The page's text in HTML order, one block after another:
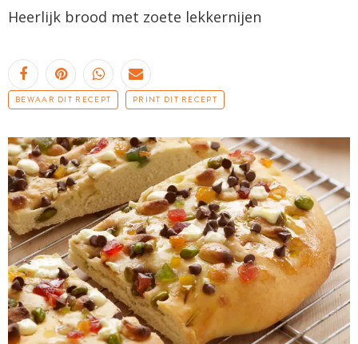
Heerlijk brood met zoete lekkernijen
BEWAAR DIT RECEPT PRINT DIT RECEPT